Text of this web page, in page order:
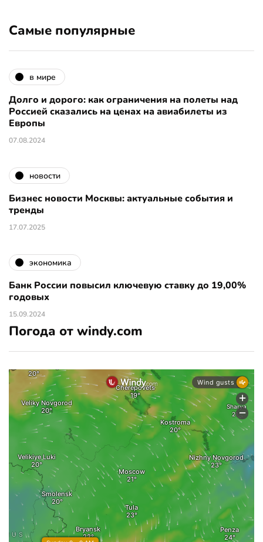
Самые популярные
в мире
Долго и дорого: как ограничения на полеты над
Россией сказались на ценах на авиабилеты из
Европы
07.08.2024
новости
Бизнес новости Москвы: актуальные события и
тренды
17.07.2025
экономика
Банк России повысил ключевую ставку до 19,00%
годовых
15.09.2024
Погода от windy.com